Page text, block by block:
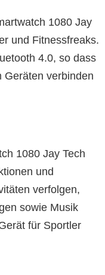
1080 Jay
und Fitnessfreaks.
4.0, so dass
Geräten verbinden
1080 Jay Tech
und
verfolgen,
sowie Musik
für Sportler